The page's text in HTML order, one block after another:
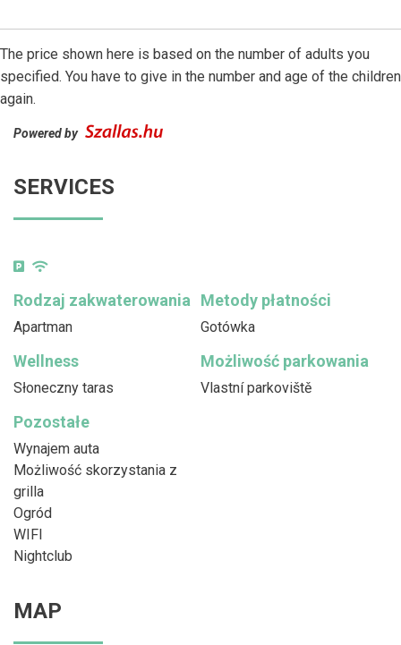
The price shown here is based on the number of adults you
specified. You have to give in the number and age of the children
again.
Powered by
SERVICES
Rodzaj zakwaterowania
Apartman
Metody płatności
Gotówka
Wellness
Słoneczny taras
Możliwość parkowania
Vlastní parkoviště
Pozostałe
Wynajem auta
Możliwość skorzystania z
grilla
Ogród
WIFI
Nightclub
MAP